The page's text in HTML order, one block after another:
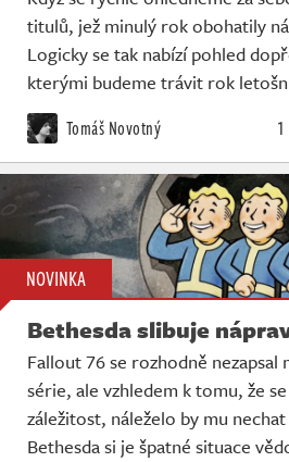
Redakce
Živě
titulů, jež minulý rok obohatily
Logicky se tak nabízí pohled
kterými budeme trávit rok
Tomáš Novotný
NOVINKA
Bethesda slibuje
Fallout 76 se rozhodně nezapsal
série, ale vzhledem k tomu, že
záležitost, náleželo by mu
Bethesda si je špatné situace